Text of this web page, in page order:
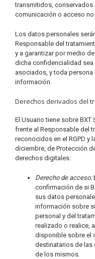
transmitidos, conservados
comunicación o acceso
Los datos personales
Responsable del
y a garantizar por medio
dicha confidencialidad
asociados, y toda persona
información.
Derechos derivados del
El Usuario tiene sobre BXT
frente al Responsable del
reconocidos en el RGPD y
diciembre, de Protección
derechos digitales:
Derecho de acceso:
confirmación de si
sus datos
información sobre
personal y del
realizado o realice,
disponible sobre el
destinatarios de las
de los mismos.